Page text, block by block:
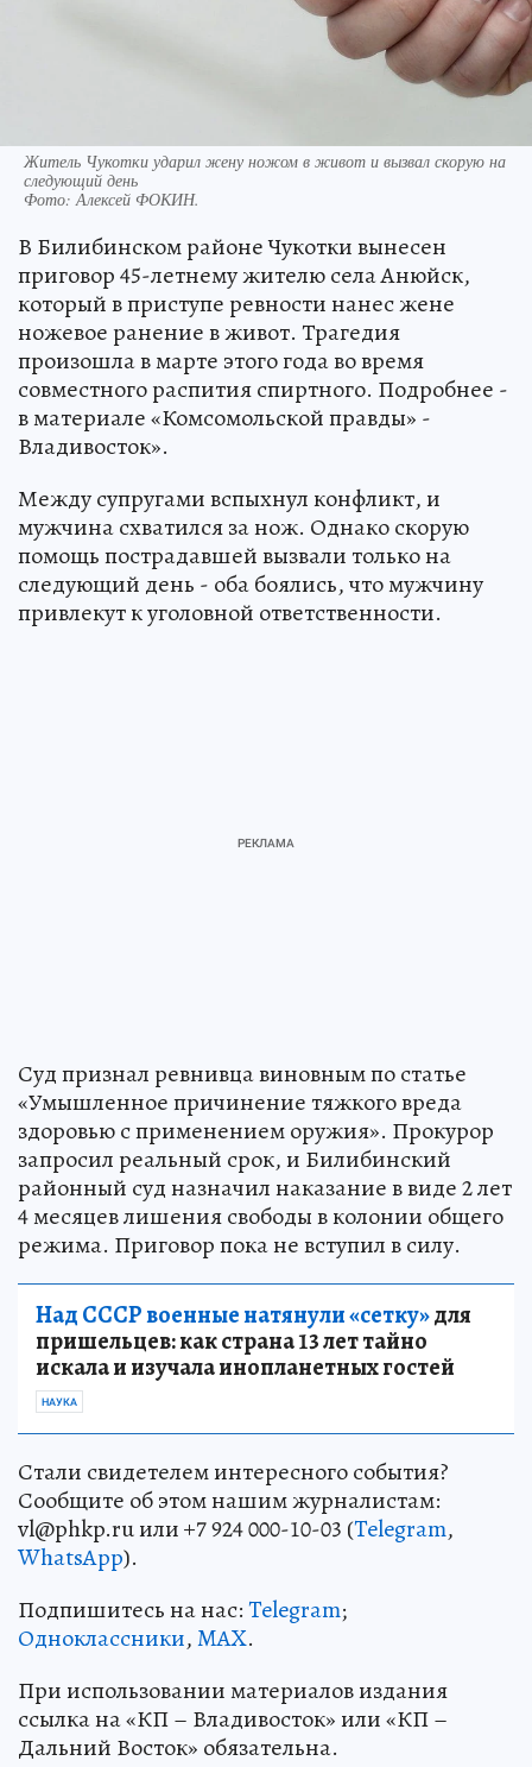
Житель Чукотки ударил жену ножом в живот и вызвал скорую на
следующий день
Фото:Алексей ФОКИН.
В Билибинском районе Чукотки вынесен
приговор 45-летнему жителю села Анюйск,
который в приступе ревности нанес жене
ножевое ранение в живот. Трагедия
произошла в марте этого года во время
совместного распития спиртного. Подробнее -
в материале «Комсомольской правды» -
Владивосток».
Между супругами вспыхнул конфликт, и
мужчина схватился за нож. Однако скорую
помощь пострадавшей вызвали только на
следующий день - оба боялись, что мужчину
привлекут к уголовной ответственности.
Суд признал ревнивца виновным по статье
«Умышленное причинение тяжкого вреда
здоровью с применением оружия». Прокурор
запросил реальный срок, и Билибинский
районный суд назначил наказание в виде 2 лет
4 месяцев лишения свободы в колонии общего
режима. Приговор пока не вступил в силу.
Над СССР военные натянули «сетку»для
пришельцев: как страна 13 лет тайно
искала и изучала инопланетных гостей
НАУКА
Стали свидетелем интересного события?
Сообщите об этом нашим журналистам:
vl@phkp.ru или +7 924 000-10-03 (Telegram,
WhatsApp).
Подпишитесь на нас:Telegram;
Одноклассники,MAX.
При использовании материалов издания
ссылка на «КП – Владивосток» или «КП –
Дальний Восток» обязательна.